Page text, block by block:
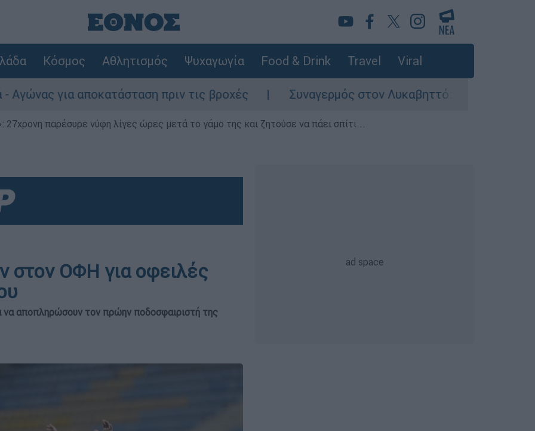
Κόσμος Αθλητισμός Ψυχαγωγία Food & Drink Travel Viral
αποκατάσταση πριν τις βροχές Συναγερμός στον Λυκαβηττό: Σορός σε
παρέσυρε νύφη λίγες ώρες μετά το γάμο της και ζητούσε να πάει σπίτι...
στον ΟΦΗ για οφειλές
να αποπληρώσουν τον πρώην ποδοσφαιριστή της